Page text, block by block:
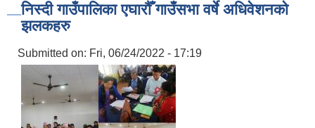
निस्दी गाउँपालिका एघारौँ गाउँसभा वर्षे अधिवेशनको
झलकहरु
Submitted on: Fri, 06/24/2022 - 17:19